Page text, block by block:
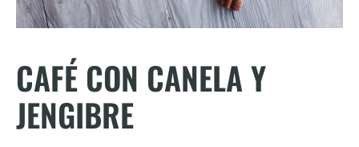
CAFÉ CON CANELA Y
JENGIBRE